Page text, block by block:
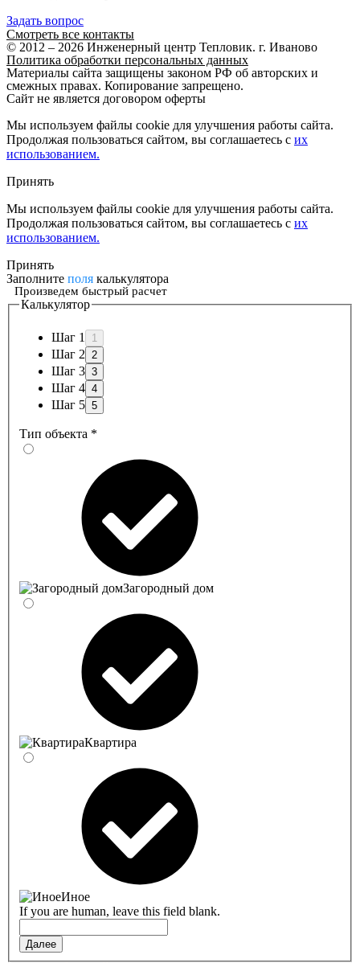
Задать вопрос
Смотреть все контакты
© 2012 – 2026 Инженерный центр Тепловик. г. Иваново
Политика обработки персональных данных
Материалы сайта защищены законом РФ об авторских и
смежных правах. Копирование запрещено.
Сайт не является договором оферты
Мы используем файлы cookie для улучшения работы сайта.
Продолжая пользоваться сайтом, вы соглашаетесь с их
использованием.
Принять
Мы используем файлы cookie для улучшения работы сайта.
Продолжая пользоваться сайтом, вы соглашаетесь с их
использованием.
Принять
Заполните поля калькулятора
Произведем быстрый расчет
Калькулятор
Шаг 1
Шаг 2
Шаг 3
Шаг 4
Шаг 5
Тип объекта *
Загородный дом
Квартира
Иное
If you are human, leave this field blank.
Далее